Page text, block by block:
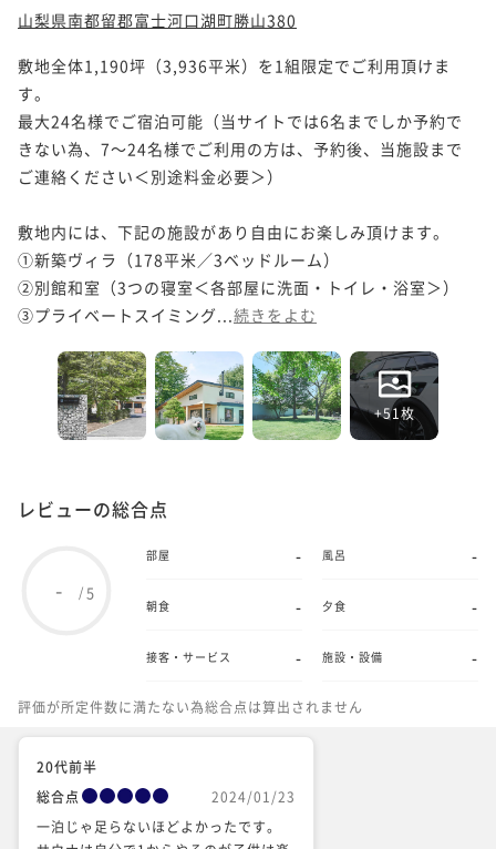
山梨県南都留郡富士河口湖町勝山380
敷地全体1,190坪（3,936平米）を1組限定でご利用頂けま
す。
最大24名様でご宿泊可能（当サイトでは6名までしか予約で
きない為、7～24名様でご利用の方は、予約後、当施設まで
ご連絡ください＜別途料金必要＞）
敷地内には、下記の施設があり自由にお楽しみ頂けます。
①新築ヴィラ（178平米／3ベッドルーム）
②別館和室（3つの寝室＜各部屋に洗面・トイレ・浴室＞）
③プライベートスイミング... 続きをよむ
+51枚
レビューの総合点
- /5
部屋 - 風呂 -
朝食 - 夕食 -
接客・サービス - 施設・設備 -
評価が所定件数に満たない為総合点は算出されません
20代前半
総合点
2024/01/23
一泊じゃ足らないほどよかったです。